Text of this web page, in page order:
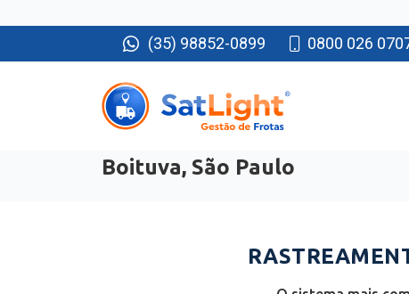
Boituva, São Paulo
O sistema mais